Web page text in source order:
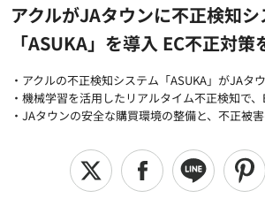
アクルがJAタウンに不正検知シ
「ASUKA」を導入 EC不正対策
・アクルの不正検知システム「ASUKA」がJAタ
・機械学習を活用したリアルタイム不正検知で
・JAタウンの安全な購買環境の整備と、不正被